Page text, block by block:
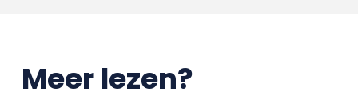
Meer lezen?